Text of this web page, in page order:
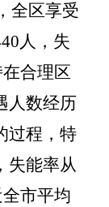
全区享受
0人 ，失
在合理区
人数经历
过程，特
失能率从
市平均